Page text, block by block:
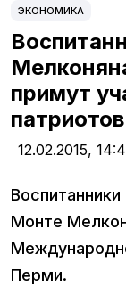
ЭКОНОМИКА
примут
12.02.2015,
Монте
Перми.